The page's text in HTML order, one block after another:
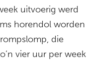
uitvoerig werd
horendol worden
die
vier uur per week